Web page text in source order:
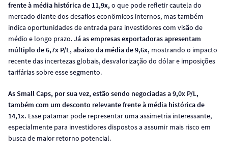
frente à média histórica de 11,9x,o que pode refletir cautela do
mercado diante dos desafios econômicos internos, mas também
indica oportunidades de entrada para investidores com visão de
médio e longo prazo.Já as empresas exportadoras apresentam
múltiplo de 6,7x P/L, abaixo da média de 9,6x, mostrando o impacto
recente das incertezas globais, desvalorização do dólar e imposições
tarifárias sobre esse segmento.
As Small Caps, por sua vez, estão sendo negociadas a 9,0x P/L,
também com um desconto relevante frente à média histórica de
14,1x. Esse patamar pode representar uma assimetria interessante,
especialmente para investidores dispostos a assumir mais risco em
busca de maior retorno potencial.